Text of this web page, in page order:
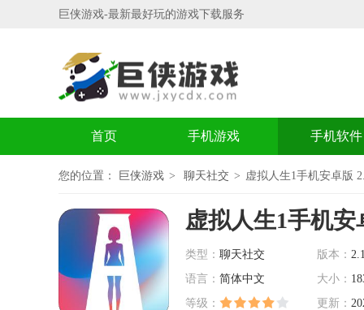
巨侠游戏-最新最好玩的游戏下载服务
首页 手机游戏 手机软件
您的位置： 巨侠游戏 聊天社交 虚拟人生1手机安卓版
虚拟人生1手机安
类型： 聊天社交 版本：
语言： 简体中文 大小：
等级：
更新：